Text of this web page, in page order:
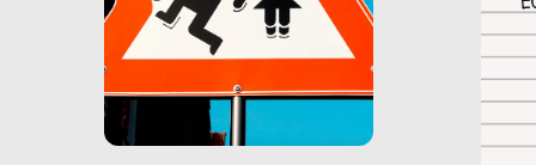
e crisi penetrino nel tessuto
più intimo delle società per
alterarne le molecole
professionali – e, attraverso
esse, il senso stesso della